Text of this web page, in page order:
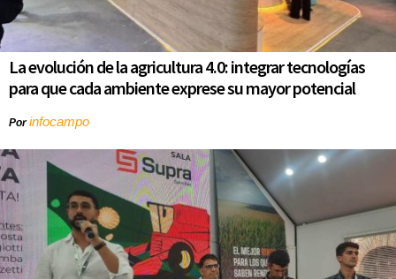
La evolución de la agricultura 4.0: integrar tecnologías
para que cada ambiente exprese su mayor potencial
Porinfocampo